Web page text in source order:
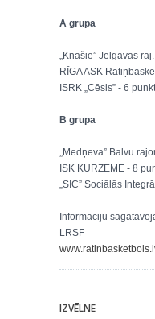
A grupa
„Knašie” Jelgavas
RĪGA ASK
ISRK „Cēsis” - 6
B grupa
„Medņeva” Balvu
ISK KURZEME - 8
„SIC” Sociālās
Informāciju
LRSF
IZVĒLNE